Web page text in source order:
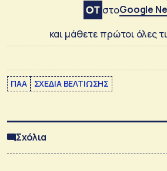
στοGoogle
και μάθετε πρώτοι όλες
ΠΑΑ ΣΧΕΔΙΑ ΒΕΛΤΙΩΣΗΣ
Σχόλια